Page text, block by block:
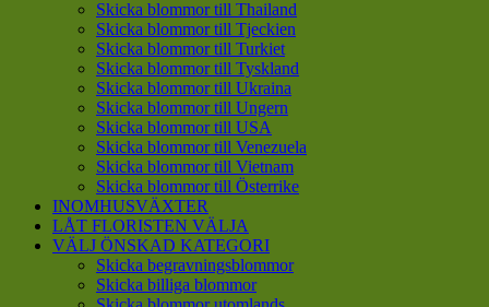
Skicka blommor till Thailand
Skicka blommor till Tjeckien
Skicka blommor till Turkiet
Skicka blommor till Tyskland
Skicka blommor till Ukraina
Skicka blommor till Ungern
Skicka blommor till USA
Skicka blommor till Venezuela
Skicka blommor till Vietnam
Skicka blommor till Österrike
INOMHUSVÄXTER
LÅT FLORISTEN VÄLJA
VÄLJ ÖNSKAD KATEGORI
Skicka begravningsblommor
Skicka billiga blommor